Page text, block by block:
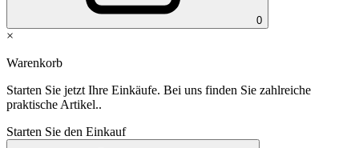
0
×
Warenkorb
Starten Sie jetzt Ihre Einkäufe. Bei uns finden Sie zahlreiche
praktische Artikel..
Starten Sie den Einkauf